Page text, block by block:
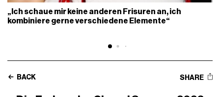
„Ich schaue mir keine anderen Frisuren an, ich
kombiniere gerne verschiedene Elemente“
BACK SHARE